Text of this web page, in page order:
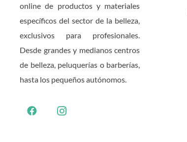
online de productos y materiales
específicos del sector de la belleza,
exclusivos para profesionales.
Desde grandes y medianos centros
de belleza, peluquerías o barberías,
hasta los pequeños autónomos.